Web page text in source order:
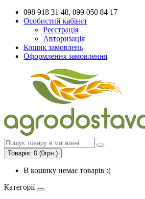
098 918 31 48, 099 050 84 17
Особистий кабінет
Реєстрація
Авторизація
Кошик замовлень
Оформлення замовлення
Товарів: 0 (0грн.)
В кошику немає товарів :(
Категорії